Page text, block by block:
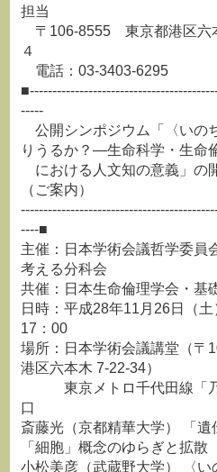
担当
〒106-8555 東京都港区六
４
電話：03-3403-6295
-----
公開シンポジウム「〈いの
りうるか？―生命科学・生命
における人文知の意義」の
（ご案内）
----■
主催：日本学術会議哲学委員
考える分科会
共催：日本生命倫理学会・基
日時：平成28年11月26日（
17：00
場所：日本学術会議講堂（〒
港区六本木 7-22-34）
東京メトロ千代田線「乃
口
斎藤光（京都精華大学） 「遺
「細胞」概念のゆらぎと拡散
小松美彦（武蔵野大学） 〈い